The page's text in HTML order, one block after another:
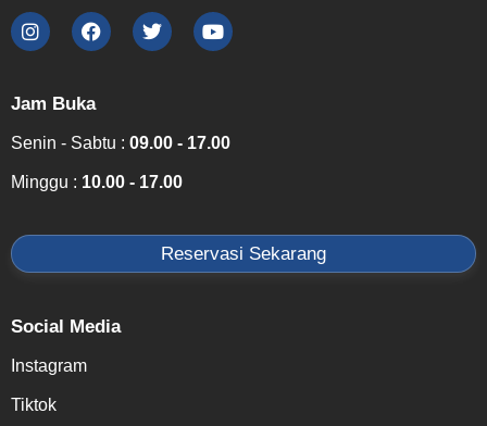
Jam Buka
Senin - Sabtu : 09.00 - 17.00
Minggu : 10.00 - 17.00
Reservasi Sekarang
Social Media
Instagram
Tiktok